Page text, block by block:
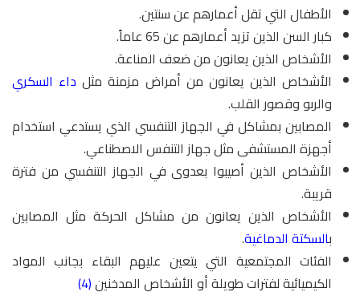
الأطفال التي تقل أعمارهم عن سنتين.
كبار السن الذين تزيد أعمارهم عن 65 عاماً.
الأشخاص الذين يعانون من ضعف المناعة.
الأشخاص الذين يعانون من أمراض مزمنة مثل داء السكري
والربو وقصور القلب.
المصابين بمشاكل في الجهاز التنفسي الذي يستدعي استخدام
أجهزة المستشفى مثل جهاز التنفس الاصطناعي.
الأشخاص الذين أصيبوا بعدوى في الجهاز التنفسي من فترة
قريبة.
الأشخاص الذين يعانون من مشاكل الحركة مثل المصابين
بالسكتة الدماغية.
الفئات المجتمعية التي يتعين عليهم البقاء بجانب المواد
الكيميائية لفترات طويلة أو الأشخاص المدخنين(4)